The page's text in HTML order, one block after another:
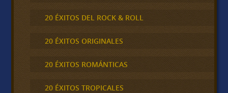
20 ÉXITOS DEL ROCK & ROLL
20 ÉXITOS ORIGINALES
20 ÉXITOS ROMÁNTICAS
20 ÉXITOS TROPICALES